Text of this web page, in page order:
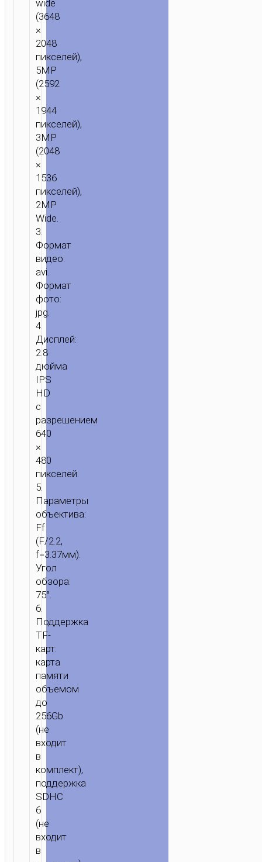
ГЛАВНАЯ /
/
wide
(3648
×
2048
пикселей),
5MP
(2592
×
1944
пикселей),
3MP
(2048
×
1536
пикселей),
2MP
Wide.
3.
Формат
видео:
avi.
Формат
фото:
jpg.
4.
Дисплей:
2.8
дюйма
IPS
HD
с
разрешением
640
×
480
пикселей.
5.
Параметры
объектива:
Ff
(F/2.2,
f=3.37мм).
Угол
обзора:
75°.
6.
Поддержка
TF-
карт:
карта
памяти
объемом
до
256Gb
(не
входит
в
комплект),
поддержка
SDHC
6
(не
входит
в